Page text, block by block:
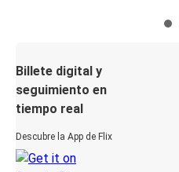
Billete digital y
seguimiento en
tiempo real
Descubre la App de Flix